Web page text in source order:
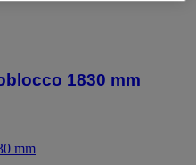
1830 mm
mm